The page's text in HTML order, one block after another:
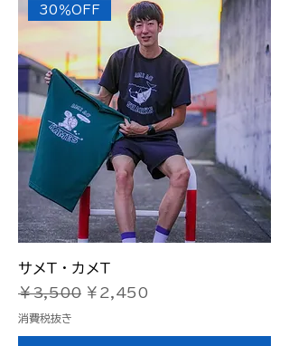
30％OFF
サメT・カメT
通常価格
￥3,500 セール価格
￥2,450
消費税抜き